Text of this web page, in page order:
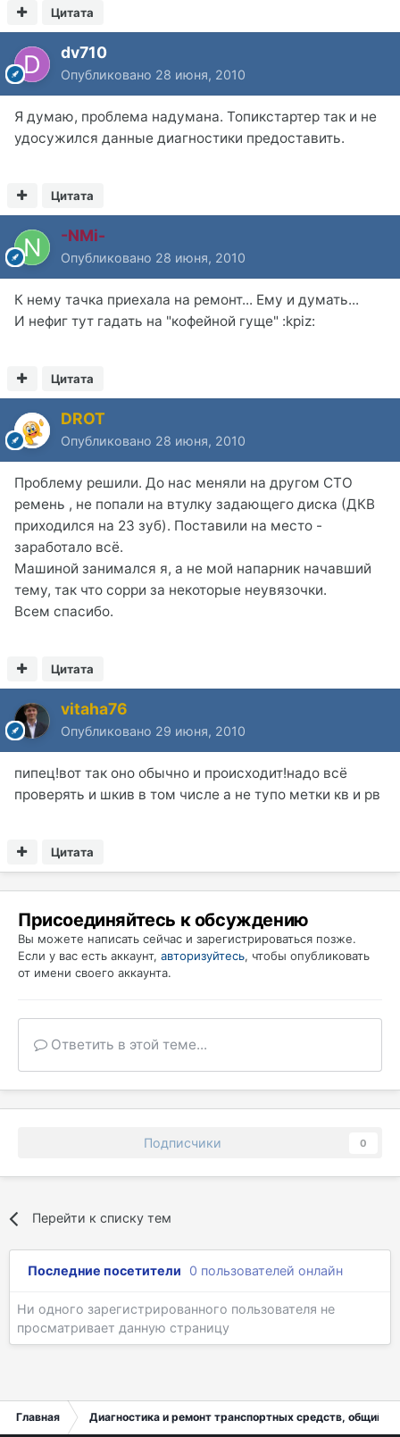
Цитата
dv710
Опубликовано 28 июня, 2010
Я думаю, проблема надумана. Топикстартер так и не
удосужился данные диагностики предоставить.
Цитата
-NMi-
Опубликовано 28 июня, 2010
К нему тачка приехала на ремонт... Ему и думать...
И нефиг тут гадать на "кофейной гуще" :kpiz:
Цитата
DROT
Опубликовано 28 июня, 2010
Проблему решили. До нас меняли на другом СТО
ремень , не попали на втулку задающего диска (ДКВ
приходился на 23 зуб). Поставили на место -
заработало всё.
Машиной занимался я, а не мой напарник начавший
тему, так что сорри за некоторые неувязочки.
Всем спасибо.
Цитата
vitaha76
Опубликовано 29 июня, 2010
пипец!вот так оно обычно и происходит!надо всё
проверять и шкив в том числе а не тупо метки кв и рв
Цитата
Присоединяйтесь к обсуждению
Вы можете написать сейчас и зарегистрироваться позже.
Если у вас есть аккаунт, авторизуйтесь, чтобы опубликовать
от имени своего аккаунта.
Ответить в этой теме...
Подписчики 0
Перейти к списку тем
Последние посетители 0 пользователей онлайн
Ни одного зарегистрированного пользователя не
просматривает данную страницу
Главная Диагностика и ремонт транспортных средств, общий